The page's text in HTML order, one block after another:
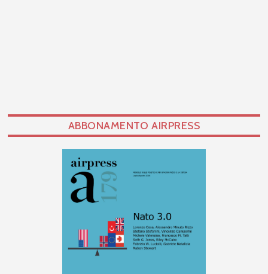
ABBONAMENTO AIRPRESS